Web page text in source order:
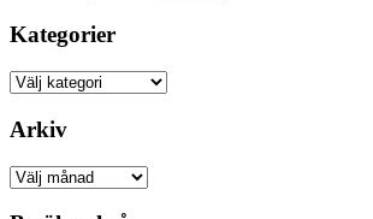
Kategorier
Kategorier
Arkiv
Arkiv